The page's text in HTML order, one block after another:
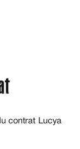
contrat Lucya